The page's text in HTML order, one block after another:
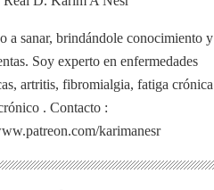
a sanar, brindándole conocimiento y
Soy experto en enfermedades
artritis, fibromialgia, fatiga crónica
. Contacto :
karimanesr